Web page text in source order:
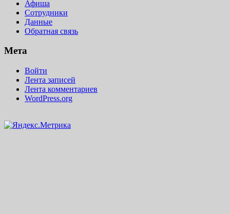
Афиша
Сотрудники
Данные
Обратная связь
Мета
Войти
Лента записей
Лента комментариев
WordPress.org